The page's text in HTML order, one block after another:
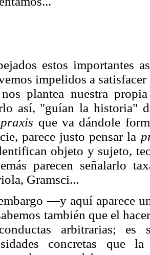
estos importantes
impelidos a
plantea nuestra
así, "guían la historia"
praxis que va dándole
parece justo pensar la
objeto y sujeto,
parecen señalarlo
Gramsci...
—y aquí aparece
también que el
arbitrarias; es
concretas que